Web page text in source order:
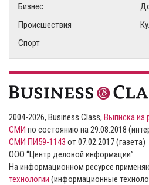
Бизнес
Происшествия
Спорт
2004-2026, Business Class, Выписка из
СМИ по состоянию на 29.08.2018
СМИ ПИ59-1143 от 07.02.2017 (газета)
ООО “Центр деловой информации”
На информационном ресурсе
технологии (информационные